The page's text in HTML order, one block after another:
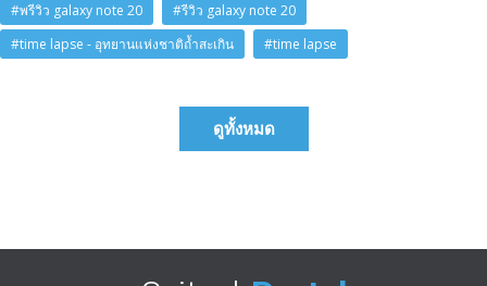
#พรีวิว galaxy note 20
#รีวิว galaxy note 20
#time lapse - อุทยานแห่งชาติถ้ำสะเกิน
#time lapse
ดูทั้งหมด